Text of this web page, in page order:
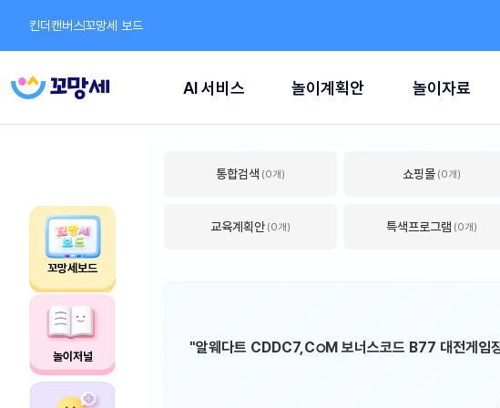
꼬망세보드
놀이저널
킨더캔버스꼬망세 보드
AI 서비스 놀이계획안 놀이자료
통합검색 (0개) 쇼핑몰 (0개)
교육계획안 (0개) 특색프로그램 (0개)
"알웨다트 CDDC7,CഠM 보너스코드 B77 대전게임